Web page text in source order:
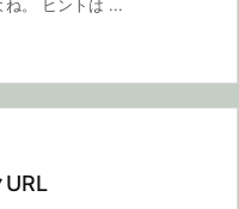
ね。 ヒントは ...
URL